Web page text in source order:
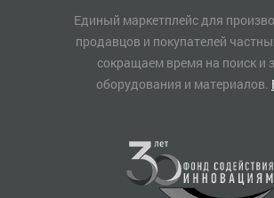
Единый маркетплейс для
продавцов и покупателей
сокращаем время на поиск и
оборудования и материалов.